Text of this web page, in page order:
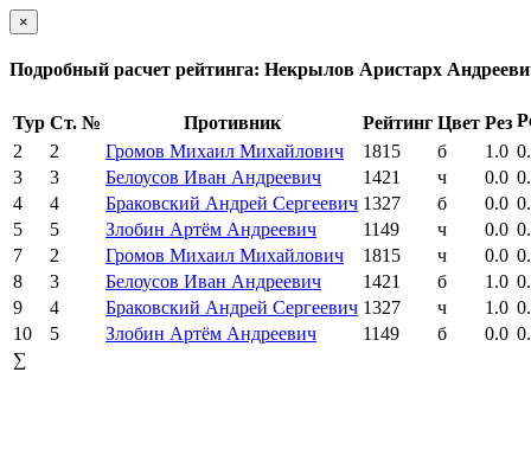
×
Подробный расчет рейтинга: Некрылов Аристарх
Тур Ст. № Противник Рейтинг Цвет Рез
2
2 Громов Михаил Михайлович 1815 б 1.0
3
3 Белоусов Иван Андреевич 1421 ч 0.0
4
4 Браковский Андрей Сергеевич 1327 б 0.0
5
5 Злобин Артём Андреевич 1149 ч 0.0
7
2 Громов Михаил Михайлович 1815 ч 0.0
8
3 Белоусов Иван Андреевич 1421 б 1.0
9
4 Браковский Андрей Сергеевич 1327 ч 1.0
10
5 Злобин Артём Андреевич 1149 б 0.0
∑